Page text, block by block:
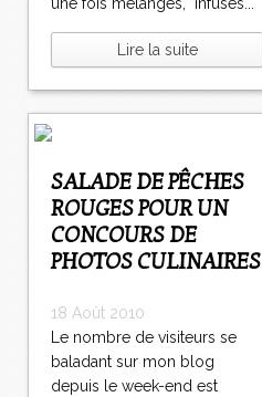
une fois mélangés, "infusés...
Lire la suite
SALADE DE PÊCHES
ROUGES POUR UN
CONCOURS DE
PHOTOS CULINAIRES
18 Août 2010
Le nombre de visiteurs se
baladant sur mon blog
depuis le week-end est